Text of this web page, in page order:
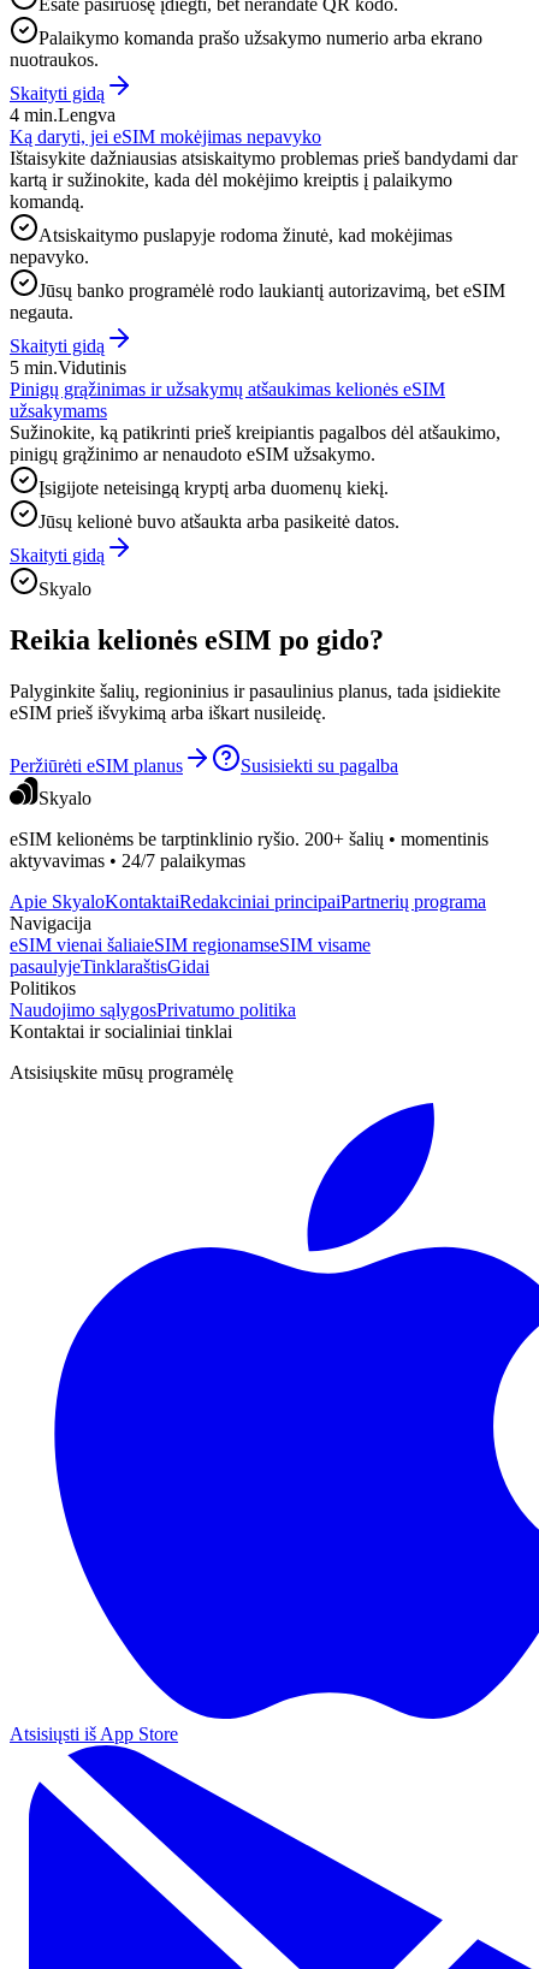
Palaikymo komanda prašo užsakymo numerio arba ekrano
nuotraukos.
Skaityti gidą
4 min.Lengva
Ką daryti, jei eSIM mokėjimas nepavyko
Ištaisykite dažniausias atsiskaitymo problemas prieš bandydami dar
kartą ir sužinokite, kada dėl mokėjimo kreiptis į palaikymo
komandą.
Atsiskaitymo puslapyje rodoma žinutė, kad mokėjimas
nepavyko.
Jūsų banko programėlė rodo laukiantį autorizavimą, bet eSIM
negauta.
Skaityti gidą
5 min.Vidutinis
Pinigų grąžinimas ir užsakymų atšaukimas kelionės eSIM
užsakymams
Sužinokite, ką patikrinti prieš kreipiantis pagalbos dėl atšaukimo,
pinigų grąžinimo ar nenaudoto eSIM užsakymo.
Įsigijote neteisingą kryptį arba duomenų kiekį.
Jūsų kelionė buvo atšaukta arba pasikeitė datos.
Skaityti gidą
Skyalo
Reikia kelionės eSIM po gido?
Palyginkite šalių, regioninius ir pasaulinius planus, tada įsidiekite
eSIM prieš išvykimą arba iškart nusileidę.
Peržiūrėti eSIM planus
Susisiekti su pagalba
Skyalo
eSIM kelionėms be tarptinklinio ryšio. 200+ šalių • momentinis
aktyvavimas • 24/7 palaikymas
Apie SkyaloKontaktaiRedakciniai principaiPartnerių programa
Navigacija
eSIM vienai šaliaieSIM regionamseSIM visame
pasaulyjeTinklaraštisGidai
Politikos
Naudojimo sąlygosPrivatumo politika
Kontaktai ir socialiniai tinklai
Atsisiųskite mūsų programėlę
Atsisiųsti iš App Store